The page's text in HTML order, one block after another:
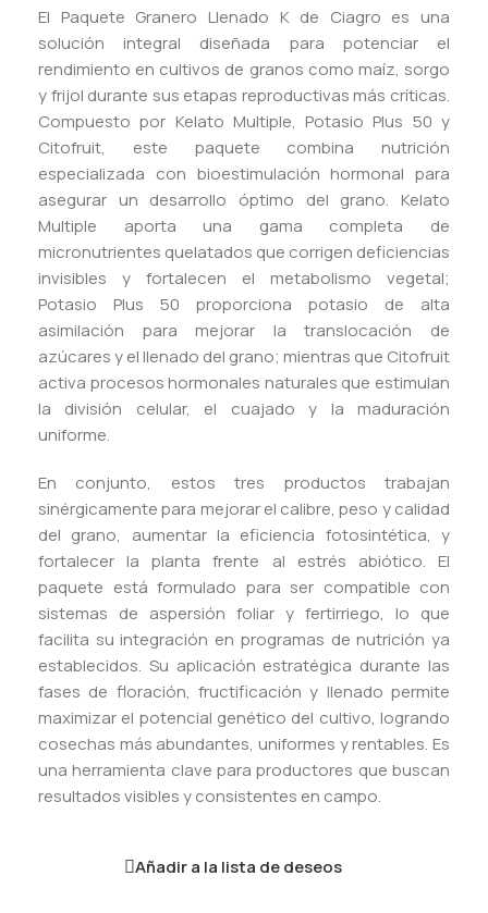
El Paquete Granero Llenado K de Ciagro es una
solución integral diseñada para potenciar el
rendimiento en cultivos de granos como maíz, sorgo
y frijol durante sus etapas reproductivas más críticas.
Compuesto por Kelato Multiple, Potasio Plus 50 y
Citofruit, este paquete combina nutrición
especializada con bioestimulación hormonal para
asegurar un desarrollo óptimo del grano. Kelato
Multiple aporta una gama completa de
micronutrientes quelatados que corrigen deficiencias
invisibles y fortalecen el metabolismo vegetal;
Potasio Plus 50 proporciona potasio de alta
asimilación para mejorar la translocación de
azúcares y el llenado del grano; mientras que Citofruit
activa procesos hormonales naturales que estimulan
la división celular, el cuajado y la maduración
uniforme.
En conjunto, estos tres productos trabajan
sinérgicamente para mejorar el calibre, peso y calidad
del grano, aumentar la eficiencia fotosintética, y
fortalecer la planta frente al estrés abiótico. El
paquete está formulado para ser compatible con
sistemas de aspersión foliar y fertirriego, lo que
facilita su integración en programas de nutrición ya
establecidos. Su aplicación estratégica durante las
fases de floración, fructificación y llenado permite
maximizar el potencial genético del cultivo, logrando
cosechas más abundantes, uniformes y rentables. Es
una herramienta clave para productores que buscan
resultados visibles y consistentes en campo.
Añadir a la lista de deseos